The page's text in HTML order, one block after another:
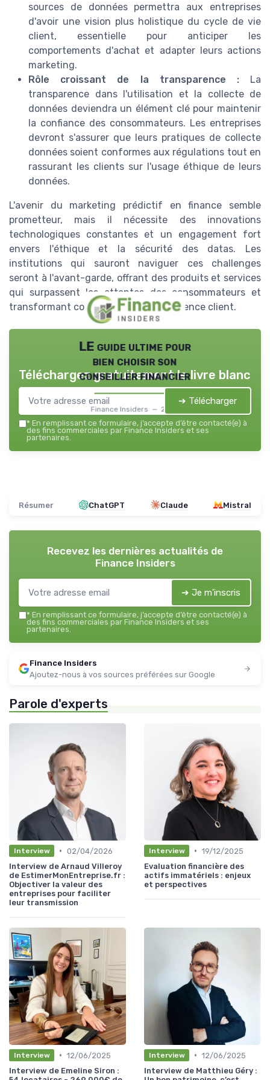
sources de données permettra aux entreprises
d'avoir une vision plus holistique du cycle de vie
client, essentielle pour anticiper les
comportements d'achat et adapter leurs actions
marketing.
Rôle croissant de la transparence :La
transparence dans l'utilisation et la collecte de
données deviendra un élément clé pour maintenir
la confiance des consommateurs. Les entreprises
devront s'assurer que leurs pratiques de collecte
données soient conformes aux régulations tout en
rassurant les clients sur l'usage éthique de leurs
données.
L'avenir du marketing prédictif en finance semble
prometteur, mais il nécessite des innovations
technologiques constantes et un engagement fort
envers l'éthique et la sécurité des datas. Les
institutions qui sauront naviguer ces challenges
seront à l'avant-garde, offrant des produits et services
qui surpassent les attentes des consommateurs et
transformant continuellement l'expérience client.
LE guide ultime pour
bien choisir son
conseiller financier
Finance Insiders — 2026
Téléchargez gratuitement le livre blanc
➔ Télécharger
* En remplissant ce formulaire, j’accepte d’être contacté(e) à
des fins commerciales par Finance Insiders et ses
partenaires.
Résumer ChatGPT Claude Mistral
Recevez les dernières actualités de
Finance Insiders
➔ Je m'inscris
* En remplissant ce formulaire, j’accepte d’être contacté(e) à
des fins commerciales par Finance Insiders et ses
partenaires.
Finance Insiders
Ajoutez-nous à vos sources préférées sur Google
Parole d'experts
Interview • 02/04/2026
Interview de Arnaud Villeroy
de EstimerMonEntreprise.fr :
Objectiver la valeur des
entreprises pour faciliter
leur transmission
Interview • 19/12/2025
Evaluation financière des
actifs immatériels : enjeux
et perspectives
Interview • 12/06/2025
Interview de Emeline Siron :
Interview • 12/06/2025
Interview de Matthieu Géry :